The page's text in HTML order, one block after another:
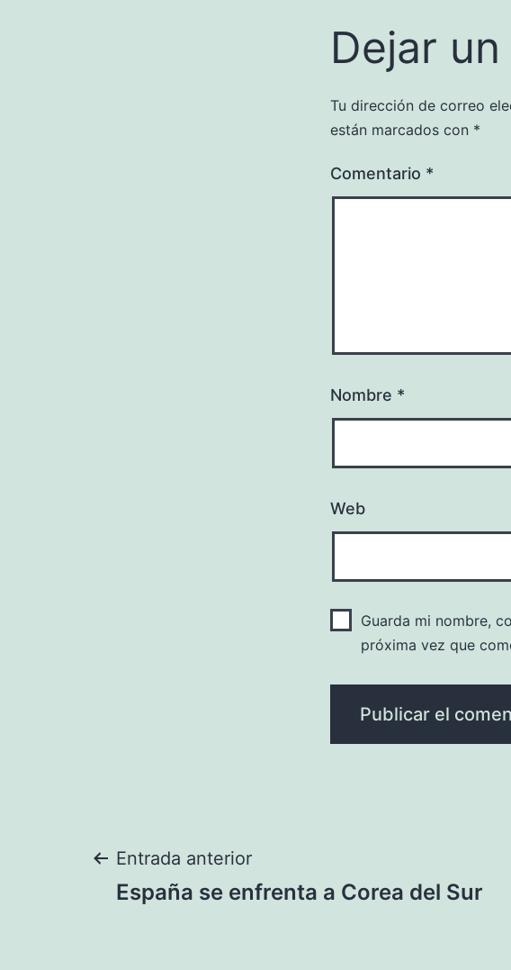
Dejar
Tu dirección de correo
están marcados con *
Comentario *
Nombre *
Web
Guarda mi nombre,
próxima vez que
Navegación
Entrada anterior
España se enfrenta a Corea del Sur